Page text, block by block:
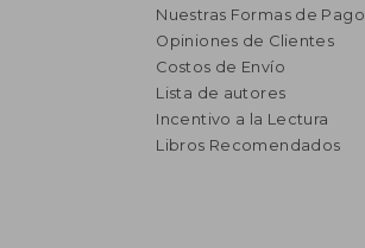
Nuestras Formas de Pago
Opiniones de Clientes
Costos de Envío
Lista de autores
Incentivo a la Lectura
Libros Recomendados